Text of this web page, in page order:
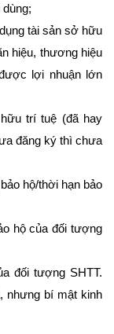
tài sản sở hữu
hiệu, thương hiệu
lợi nhuận lớn
trí tuệ (đã hay
đăng ký thì chưa
hộ/thời hạn bảo
hộ của đối tượng
đối tượng SHTT.
nhưng bí mật kinh